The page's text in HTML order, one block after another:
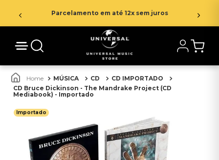
Parcelamento em até 12x sem juros
MÚSICA CD
CD IMPORTADO
CD Bruce Dickinson - The Mandrake Project (CD
Mediabook) - Importado
Importado